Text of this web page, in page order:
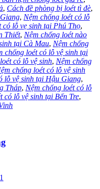
, Cách đề phòng bị loét tì đè,
, Nệm chống loét có lỗ
có lỗ vẹ sinh tại Phú Thọ,
Thiết, Nệm chống loét nào
tại Cà Mau, Nệm chống
chống loét có lỗ vệ sinh tại
có lỗ vệ sinh, Nệm chống
chống loét có lỗ vệ sinh
lỗ vệ sinh tại Hậu Giang,
Tháp, Nệm chống loét có lỗ
có lỗ vệ sinh tại Bến Tre,